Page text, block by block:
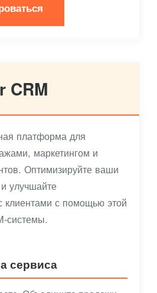
CRM
платформа для
маркетингом и
Оптимизируйте ваши
улучшайте
клиентами с помощью этой
системы.
сервиса